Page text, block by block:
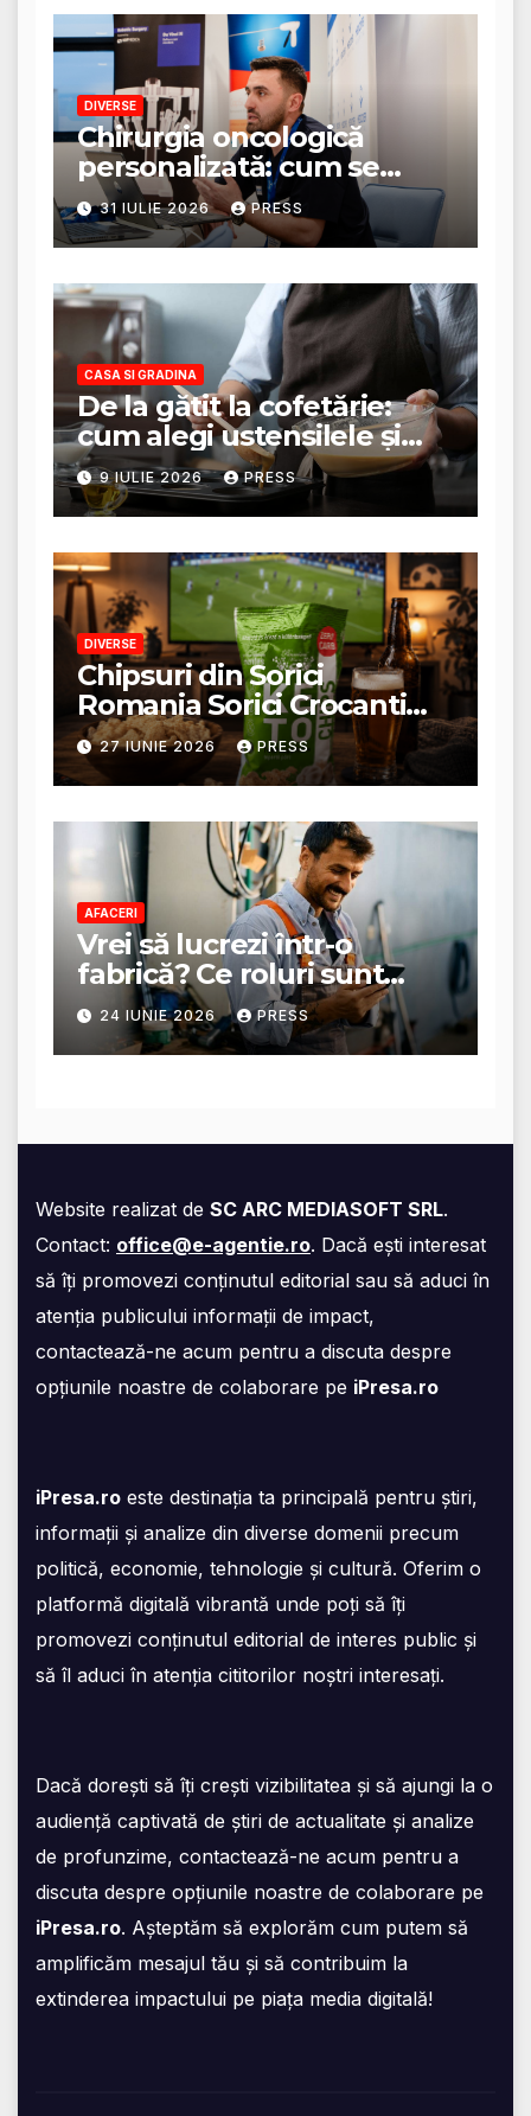
DIVERSE
Chirurgia oncologică
personalizată: cum se
stabilește planul de
tratament
31 IULIE 2026 PRESS
CASA SI GRADINA
De la gătit la cofetărie:
cum alegi ustensilele și
tigăile potrivite pentru un
rezultat perfect
9 IULIE 2026 PRESS
DIVERSE
Chipsuri din Sorici
Romania Sorici Crocanti
Magazin Online
27 IUNIE 2026 PRESS
AFACERI
Vrei să lucrezi într-o
fabrică? Ce roluri sunt
disponibile și ce presupun
acestea
24 IUNIE 2026 PRESS
Website realizat de SC ARC MEDIASOFT SRL.
Contact: office@e-agentie.ro. Dacă ești interesat
să îți promovezi conținutul editorial sau să aduci în
atenția publicului informații de impact,
contactează-ne acum pentru a discuta despre
opțiunile noastre de colaborare pe iPresa.ro
iPresa.ro este destinația ta principală pentru știri,
informații și analize din diverse domenii precum
politică, economie, tehnologie și cultură. Oferim o
platformă digitală vibrantă unde poți să îți
promovezi conținutul editorial de interes public și
să îl aduci în atenția cititorilor noștri interesați.
Dacă dorești să îți crești vizibilitatea și să ajungi la o
audiență captivată de știri de actualitate și analize
de profunzime, contactează-ne acum pentru a
discuta despre opțiunile noastre de colaborare pe
iPresa.ro. Așteptăm să explorăm cum putem să
amplificăm mesajul tău și să contribuim la
extinderea impactului pe piața media digitală!